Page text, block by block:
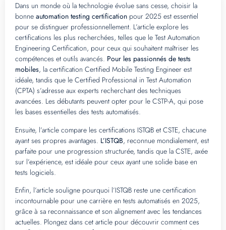
Dans un monde où la technologie évolue sans cesse, choisir la
bonne automation testing certification pour 2025 est essentiel
pour se distinguer professionnellement. L’article explore les
certifications les plus recherchées, telles que le Test Automation
Engineering Certification, pour ceux qui souhaitent maîtriser les
compétences et outils avancés. Pour les passionnés de tests
mobiles, la certification Certified Mobile Testing Engineer est
idéale, tandis que le Certified Professional in Test Automation
(CPTA) s’adresse aux experts recherchant des techniques
avancées. Les débutants peuvent opter pour le CSTP-A, qui pose
les bases essentielles des tests automatisés.
Ensuite, l’article compare les certifications ISTQB et CSTE, chacune
ayant ses propres avantages. L’ISTQB, reconnue mondialement, est
parfaite pour une progression structurée, tandis que la CSTE, axée
sur l’expérience, est idéale pour ceux ayant une solide base en
tests logiciels.
Enfin, l’article souligne pourquoi l’ISTQB reste une certification
incontournable pour une carrière en tests automatisés en 2025,
grâce à sa reconnaissance et son alignement avec les tendances
actuelles. Plongez dans cet article pour découvrir comment ces